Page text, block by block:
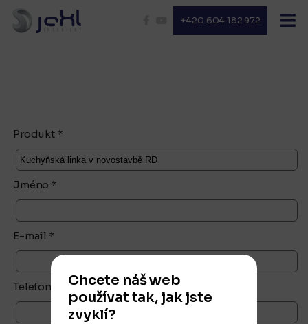
+420 604 182 972
Produkt *
Jméno *
E-mail *
Telefon
Chcete náš web
používat tak, jak jste
zvyklí?